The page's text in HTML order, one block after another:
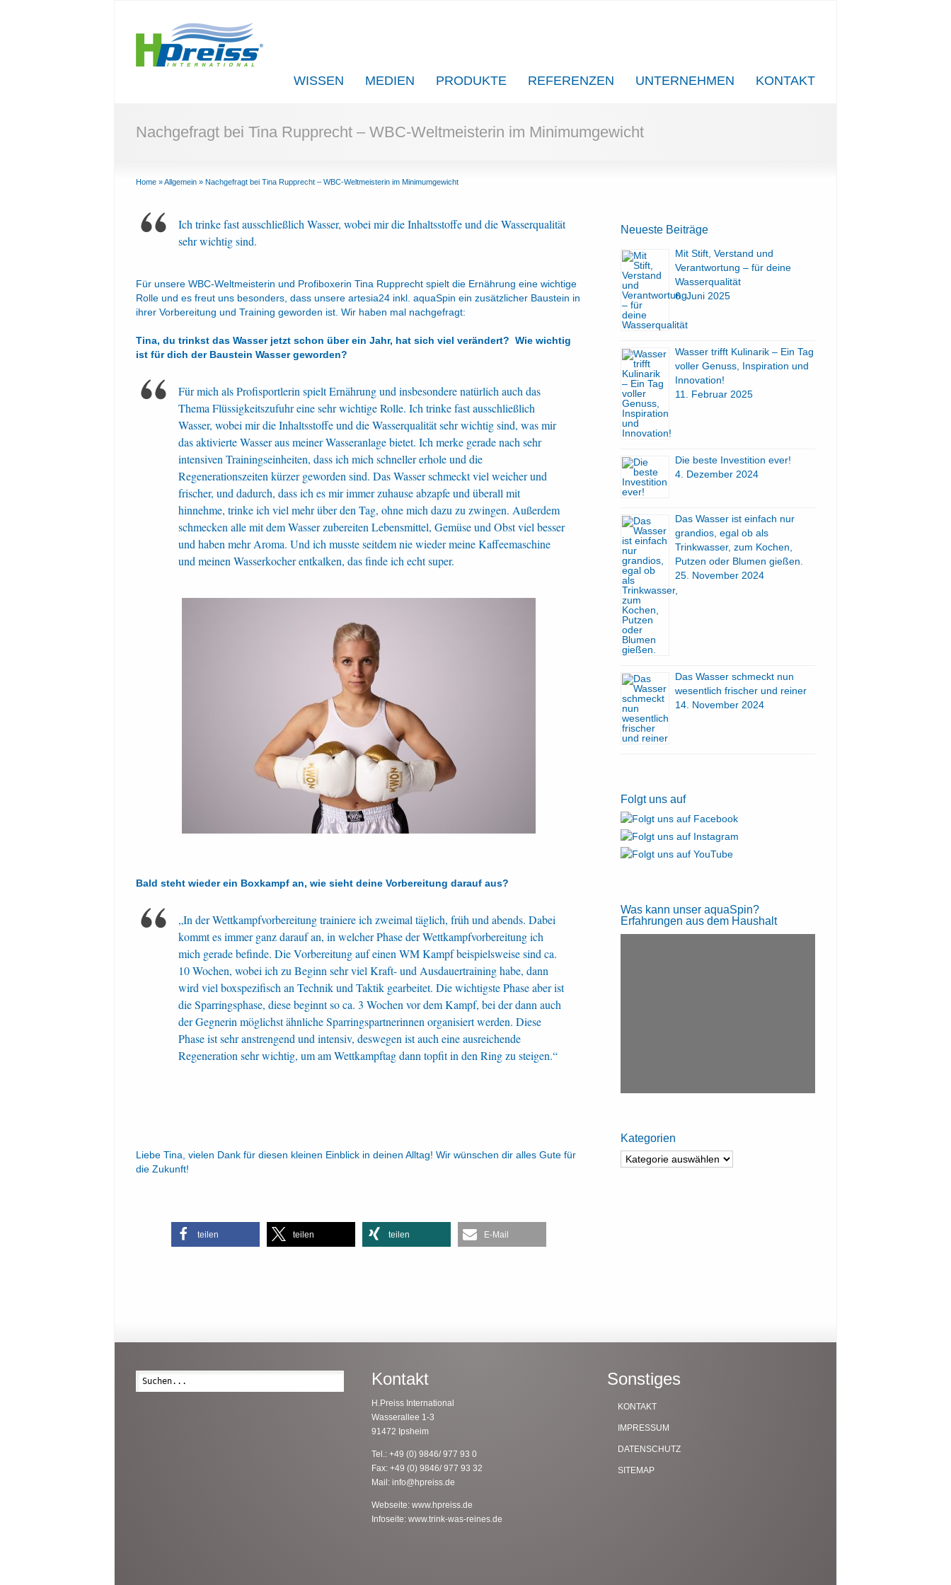
WISSEN MEDIEN PRODUKTE REFERENZEN UNTERNEHMEN KONTAKT
Nachgefragt bei Tina Rupprecht – WBC-Weltmeisterin im Minimumgewicht
Home »Allgemein » Nachgefragt bei Tina Rupprecht – WBC-Weltmeisterin im Minimumgewicht
Ich trinke fast ausschließlich Wasser, wobei mir die Inhaltsstoffe und die Wasserqualität
sehr wichtig sind.
Für unsere WBC-Weltmeisterin und Profiboxerin Tina Rupprecht spielt die Ernährung eine wichtige
Rolle und es freut uns besonders, dass unsere artesia24 inkl. aquaSpin ein zusätzlicher Baustein in
ihrer Vorbereitung und Training geworden ist. Wir haben mal nachgefragt:
Tina, du trinkst das Wasser jetzt schon über ein Jahr, hat sich viel verändert? Wie wichtig
ist für dich der Baustein Wasser geworden?
Für mich als Profisportlerin spielt Ernährung und insbesondere natürlich auch das
Thema Flüssigkeitszufuhr eine sehr wichtige Rolle. Ich trinke fast ausschließlich
Wasser, wobei mir die Inhaltsstoffe und die Wasserqualität sehr wichtig sind, was mir
das aktivierte Wasser aus meiner Wasseranlage bietet. Ich merke gerade nach sehr
intensiven Trainingseinheiten, dass ich mich schneller erhole und die
Regenerationszeiten kürzer geworden sind. Das Wasser schmeckt viel weicher und
frischer, und dadurch, dass ich es mir immer zuhause abzapfe und überall mit
hinnehme, trinke ich viel mehr über den Tag, ohne mich dazu zu zwingen. Außerdem
schmecken alle mit dem Wasser zubereiten Lebensmittel, Gemüse und Obst viel besser
und haben mehr Aroma. Und ich musste seitdem nie wieder meine Kaffeemaschine
und meinen Wasserkocher entkalken, das finde ich echt super.
Bald steht wieder ein Boxkampf an, wie sieht deine Vorbereitung darauf aus?
„In der Wettkampfvorbereitung trainiere ich zweimal täglich, früh und abends. Dabei
kommt es immer ganz darauf an, in welcher Phase der Wettkampfvorbereitung ich
mich gerade befinde. Die Vorbereitung auf einen WM Kampf beispielsweise sind ca.
10 Wochen, wobei ich zu Beginn sehr viel Kraft- und Ausdauertraining habe, dann
wird viel boxspezifisch an Technik und Taktik gearbeitet. Die wichtigste Phase aber ist
die Sparringsphase, diese beginnt so ca. 3 Wochen vor dem Kampf, bei der dann auch
der Gegnerin möglichst ähnliche Sparringspartnerinnen organisiert werden. Diese
Phase ist sehr anstrengend und intensiv, deswegen ist auch eine ausreichende
Regeneration sehr wichtig, um am Wettkampftag dann topfit in den Ring zu steigen.“
Liebe Tina, vielen Dank für diesen kleinen Einblick in deinen Alltag! Wir wünschen dir alles Gute für
die Zukunft!
teilen teilen teilen E-Mail
Neueste Beiträge
Mit Stift, Verstand und
Verantwortung – für deine
Wasserqualität
6. Juni 2025
Wasser trifft Kulinarik – Ein Tag
voller Genuss, Inspiration und
Innovation!
11. Februar 2025
Die beste Investition ever!
4. Dezember 2024
Das Wasser ist einfach nur
grandios, egal ob als
Trinkwasser, zum Kochen,
Putzen oder Blumen gießen.
25. November 2024
Das Wasser schmeckt nun
wesentlich frischer und reiner
14. November 2024
Folgt uns auf
Was kann unser aquaSpin?
Erfahrungen aus dem Haushalt
Kategorien
Kategorien
Kontakt
H.Preiss International
Wasserallee 1-3
91472 Ipsheim
Tel.: +49 (0) 9846/ 977 93 0
Fax: +49 (0) 9846/ 977 93 32
Mail: info@hpreiss.de
Webseite: www.hpreiss.de
Infoseite: www.trink-was-reines.de
Sonstiges
KONTAKT
IMPRESSUM
DATENSCHUTZ
SITEMAP